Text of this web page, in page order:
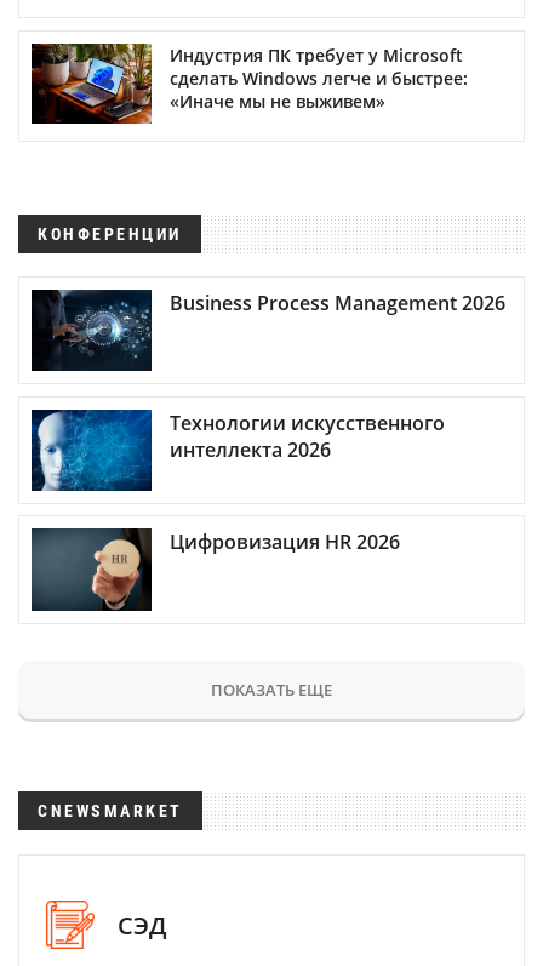
Индустрия ПК требует у Microsoft
сделать Windows легче и быстрее:
«Иначе мы не выживем»
КОНФЕРЕНЦИИ
Business Process Management 2026
Технологии искусственного
интеллекта 2026
Цифровизация HR 2026
ПОКАЗАТЬ ЕЩЕ
CNEWSMARKET
СЭД